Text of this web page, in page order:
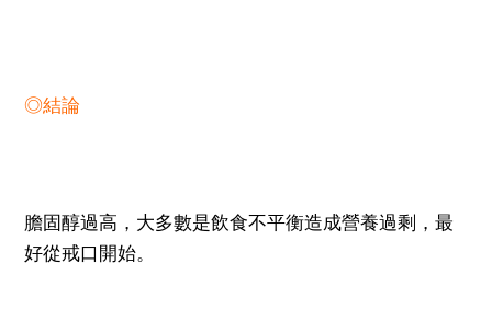
◎結論
膽固醇過高，大多數是飲食不平衡造成營養過剩，最
好從戒口開始。